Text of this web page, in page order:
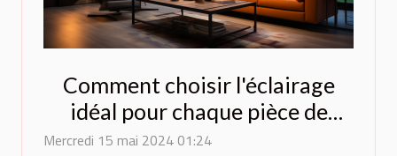
Comment choisir l'éclairage
idéal pour chaque pièce de
votre maison : conseils
Mercredi 15 mai 2024 01:24